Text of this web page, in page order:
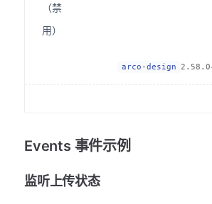
arco-design 2.58.0·
（禁
用）
Events 事件示例
监听上传状态